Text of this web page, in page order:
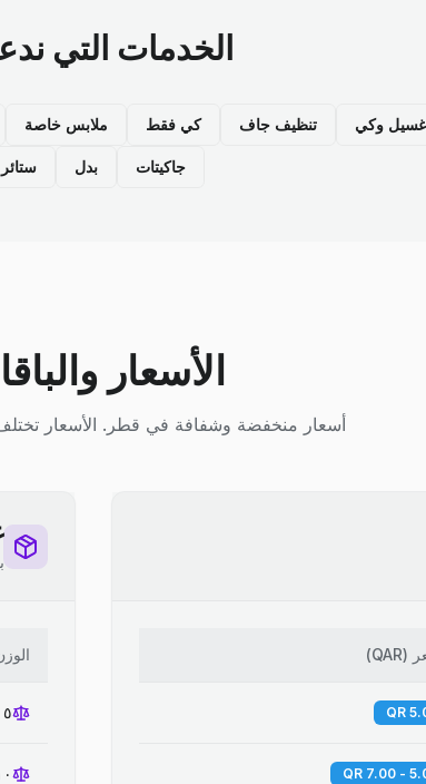
الخدمات التي
غسيل وكي تنظيف جاف كي فقط ملابس خاصة
جاكيتات بدل ستائر
الأسعار
أسعار منخفضة وشفافة في قطر. الأسعار
(
QAR
)
5.00 -
٥ كجم
١٠